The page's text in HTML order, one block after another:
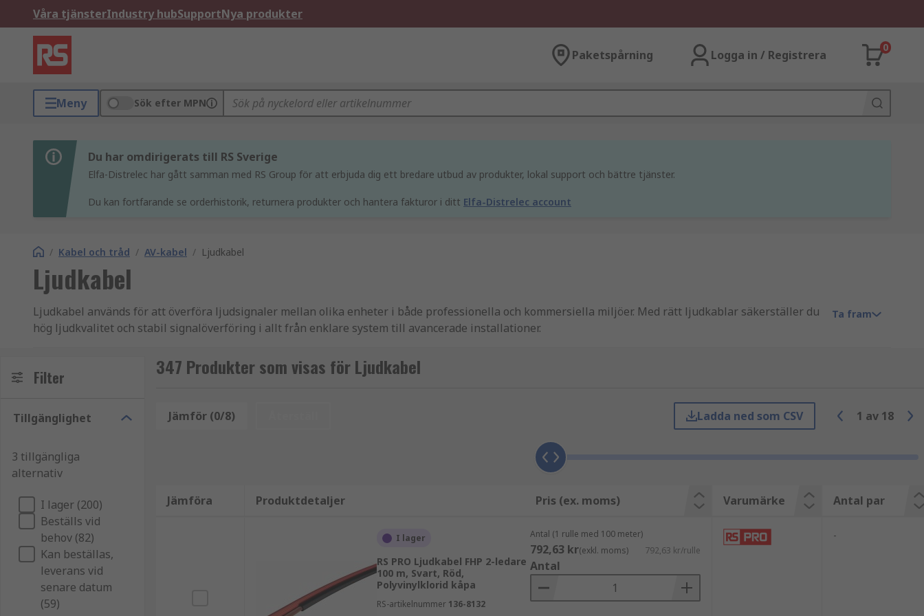
Våra tjänsterIndustry hubSupportNya produkter
Paketspårning Logga in / Registrera
0
Meny Sök efter MPN
Du har omdirigerats till RS Sverige
Elfa-Distrelec har gått samman med RS Group för att erbjuda dig ett bredare utbud av produkter, lokal support och bättre tjänster.
Du kan fortfarande se orderhistorik, returnera produkter och hantera fakturor i ditt Elfa-Distrelec account
/ Kabel och tråd / AV-kabel / Ljudkabel
Ljudkabel
Ljudkabel används för att överföra ljudsignaler mellan olika enheter i både professionella och kommersiella miljöer. Med rätt ljudkablar säkerställer du
hög ljudkvalitet och stabil signalöverföring i allt från enklare system till avancerade installationer.
Hos oss på RS Components hittar du ljudkablar i flera olika utföranden, anpassade för både analoga och digitala applikationer.
Fördelar med ljudkablar
Ljudkablar förbättrar ljudöverföring genom att:
leverera klar och stabil ljudsignal
minska störningar och signalförlust
säkerställa kompatibilitet mellan olika enheter
ge flexibilitet i installation
Ljudkablar används ofta i:
ljudsystem och högtalare
Ta fram
Filter
Tillgänglighet
3 tillgängliga
alternativ
I lager (200)
Beställs vid
behov (82)
Kan beställas,
leverans vid
senare datum
(59)
347 Produkter som visas för Ljudkabel
Jämför (0/8) Ladda ned som CSV 1 av 18
Jämföra Produktdetaljer Pris (ex. moms) Varumärke Antal par
I lager
RS PRO Ljudkabel FHP 2-ledare
100 m, Svart, Röd,
Polyvinylklorid kåpa
RS-artikelnummer 136-8132
Antal (1 rulle med 100 meter)
792,63 kr(exkl. moms) 792,63 kr/rulle
Antal
-